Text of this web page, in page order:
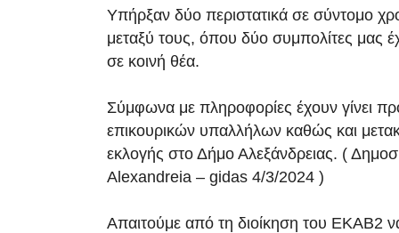
Υπήρξαν δύο περιστατικά σε σύντομο
μεταξύ τους, όπου δύο συμπολίτες μας
σε κοινή θέα.
Σύμφωνα με πληροφορίες έχουν γίνει
επικουρικών υπαλλήλων καθώς και
εκλογής στο Δήμο Αλεξάνδρειας. (
Alexandreia – gidas 4/3/2024 )
Απαιτούμε από τη διοίκηση του ΕΚΑΒ2